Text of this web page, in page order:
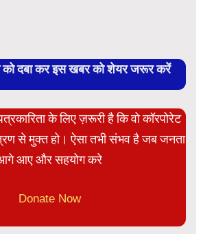
को दबा कर इस खबर को शेयर जरूर करें
के लिए ज़रूरी है कि वो कॉरपोरेट
से मुक्त हो। ऐसा तभी संभव है जब जनता
आए और सहयोग करे
Donate Now